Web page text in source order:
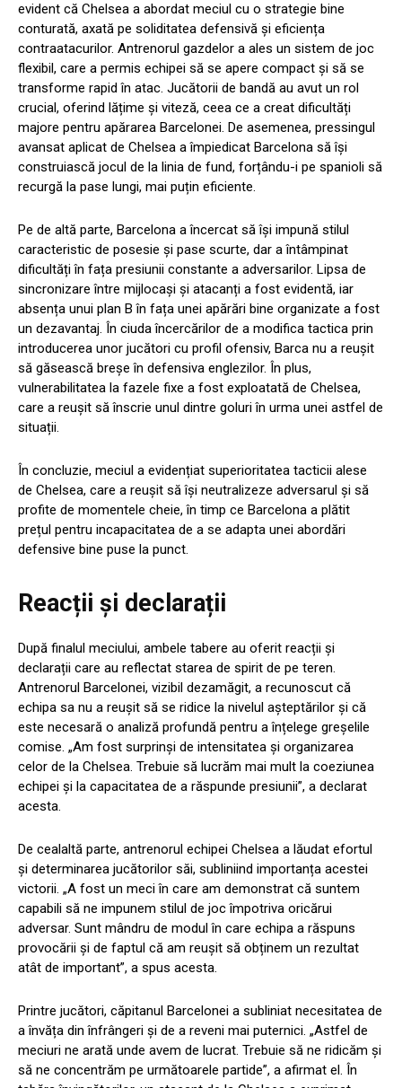
evident că Chelsea a abordat meciul cu o strategie bine
conturată, axată pe soliditatea defensivă și eficiența
contraatacurilor. Antrenorul gazdelor a ales un sistem de joc
flexibil, care a permis echipei să se apere compact și să se
transforme rapid în atac. Jucătorii de bandă au avut un rol
crucial, oferind lățime și viteză, ceea ce a creat dificultăți
majore pentru apărarea Barcelonei. De asemenea, pressingul
avansat aplicat de Chelsea a împiedicat Barcelona să își
construiască jocul de la linia de fund, forțându-i pe spanioli să
recurgă la pase lungi, mai puțin eficiente.
Pe de altă parte, Barcelona a încercat să își impună stilul
caracteristic de posesie și pase scurte, dar a întâmpinat
dificultăți în fața presiunii constante a adversarilor. Lipsa de
sincronizare între mijlocași și atacanți a fost evidentă, iar
absența unui plan B în fața unei apărări bine organizate a fost
un dezavantaj. În ciuda încercărilor de a modifica tactica prin
introducerea unor jucători cu profil ofensiv, Barca nu a reușit
să găsească breșe în defensiva englezilor. În plus,
vulnerabilitatea la fazele fixe a fost exploatată de Chelsea,
care a reușit să înscrie unul dintre goluri în urma unei astfel de
situații.
În concluzie, meciul a evidențiat superioritatea tacticii alese
de Chelsea, care a reușit să își neutralizeze adversarul și să
profite de momentele cheie, în timp ce Barcelona a plătit
prețul pentru incapacitatea de a se adapta unei abordări
defensive bine puse la punct.
Reacții și declarații
După finalul meciului, ambele tabere au oferit reacții și
declarații care au reflectat starea de spirit de pe teren.
Antrenorul Barcelonei, vizibil dezamăgit, a recunoscut că
echipa sa nu a reușit să se ridice la nivelul așteptărilor și că
este necesară o analiză profundă pentru a înțelege greșelile
comise. „Am fost surprinși de intensitatea și organizarea
celor de la Chelsea. Trebuie să lucrăm mai mult la coeziunea
echipei și la capacitatea de a răspunde presiunii”, a declarat
acesta.
De cealaltă parte, antrenorul echipei Chelsea a lăudat efortul
și determinarea jucătorilor săi, subliniind importanța acestei
victorii. „A fost un meci în care am demonstrat că suntem
capabili să ne impunem stilul de joc împotriva oricărui
adversar. Sunt mândru de modul în care echipa a răspuns
provocării și de faptul că am reușit să obținem un rezultat
atât de important”, a spus acesta.
Printre jucători, căpitanul Barcelonei a subliniat necesitatea de
a învăța din înfrângeri și de a reveni mai puternici. „Astfel de
meciuri ne arată unde avem de lucrat. Trebuie să ne ridicăm și
să ne concentrăm pe următoarele partide”, a afirmat el. În